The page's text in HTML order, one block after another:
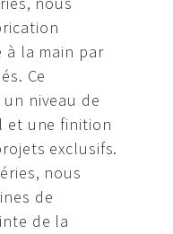
à la main par
Ce
niveau de
et une finition
exclusifs.
nous
de
de la